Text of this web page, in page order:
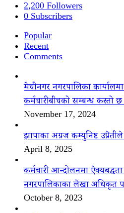
2,200 Followers
0 Subscribers
Popular
Recent
Comments
मेचीनगर नगरपालिका
कर्मचारीबीचको सम्बन्ध कस्तो
November 17, 2024
झापाका अग्रज कम्युनिष्ट
April 8, 2025
कर्मचारी आन्दोलनमा
नगरपालिकाका लेखा अधिकृत
October 8, 2023